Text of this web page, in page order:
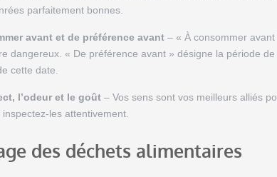
parfaitement bonnes.
avant et de préférence avant – « À consommer
dangereux. « De préférence avant » désigne la période
cette date.
l’odeur et le goût – Vos sens sont vos meilleurs alliés
les attentivement.
des déchets alimentaires